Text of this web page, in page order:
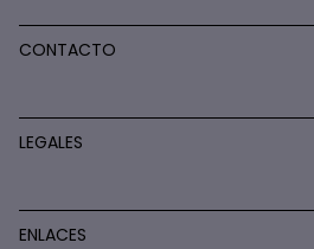
CONTACTO
LEGALES
ENLACES